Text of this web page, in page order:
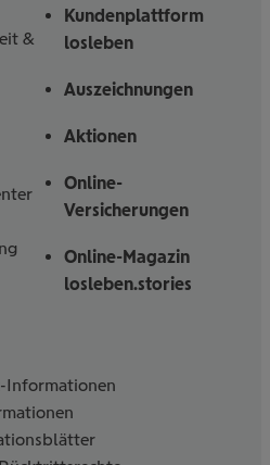
&
Kundenplattform
losleben
Auszeichnungen
Aktionen
Online-
Versicherungen
Online-Magazin
losleben.stories
Informationen